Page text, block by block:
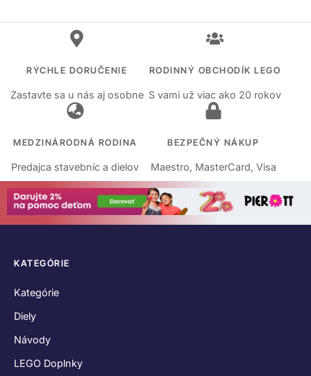
RÝCHLE DORUČENIE
Zastavte sa u nás aj osobne
RODINNÝ OBCHODÍK LEGO
S vami už viac ako 20 rokov
MEDZINÁRODNÁ RODINA
Predajca stavebníc a dielov
BEZPEČNÝ NÁKUP
Maestro, MasterCard, Visa
KATEGÓRIE
Kategórie
Diely
Návody
LEGO Doplnky